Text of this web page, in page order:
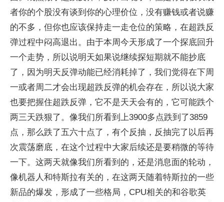
者你的个股没有谈到你的心理价位，没有赚钱或者说赚
的不多，但你也应该保持走一走仓位的策略，在超跌反
弹过程中闷高退出。由于本周今天形成了一个探底回升
一个走势，所以说明天如果说继续探短期就不能抄底
了，因为明天反弹动能已经消耗掉了，我们觉得在下周
一或者周二才会出现超跌反弹的机会存在，所以说大家
也要把握住超跌反弹，它不是天天会有的，它可能跌个
两三天跌狠了。像我们所看到上3900多点跌到了3859
点，那么跌了五六十点了，有个反抽，反抽完了以后再
次震荡磨底，在这个过程中大家后续还是要稍微的等待
一下。这两天就像我们所看到的，还是消息面的轮动，
像机器人和特斯拉有关的，在这两天随着特斯拉的一些
新品的爆发，形成了一些格局，CPU相关的和谷歌英